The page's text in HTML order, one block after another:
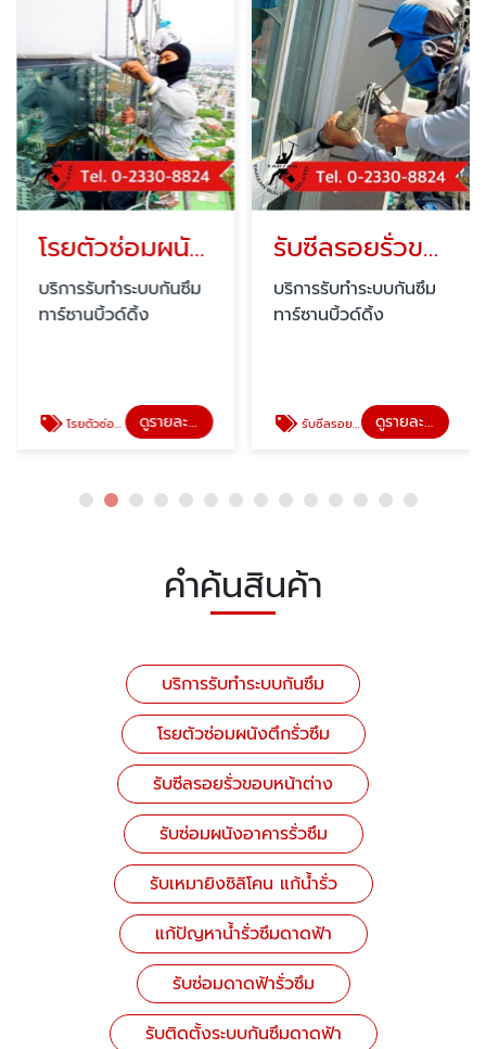
โรยตัวซ่อมผนังตึกรั่วซึม
บริการรับทำระบบกันซึม
ทาร์ซานบิ้วด์ดิ้ง
โรยตัวซ่อมผนังตึกรั่วซึม ดูรายละเอียด
รับซีลรอยรั่วขอบหน้าต่าง
บริการรับทำระบบกันซึม
ทาร์ซานบิ้วด์ดิ้ง
รับซีลรอยรั่วขอบหน้าต่าง ดูรายละเอียด
คำค้นสินค้า
บริการรับทำระบบกันซึม
โรยตัวซ่อมผนังตึกรั่วซึม
รับซีลรอยรั่วขอบหน้าต่าง
รับซ่อมผนังอาคารรั่วซึม
รับเหมายิงซิลิโคน แก้น้ำรั่ว
แก้ปัญหาน้ำรั่วซึมดาดฟ้า
รับซ่อมดาดฟ้ารั่วซึม
รับติดตั้งระบบกันซึมดาดฟ้า